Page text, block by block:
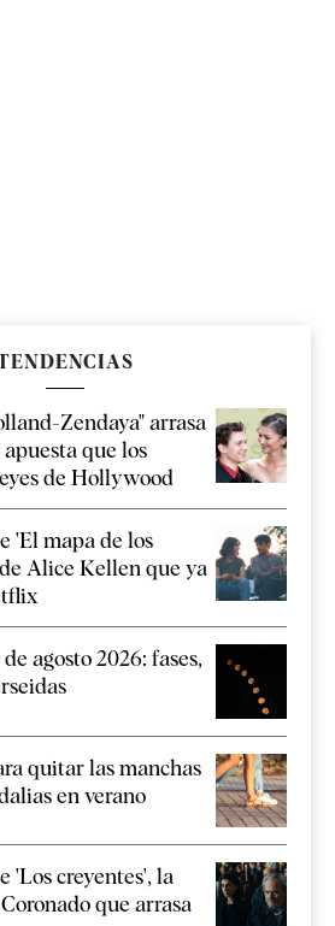
Zendaya" arrasa
que los
de Hollywood
'El mapa de los
Alice Kellen que ya
agosto 2026: fases,
quitar las manchas
en verano
'Los creyentes', la
que arrasa